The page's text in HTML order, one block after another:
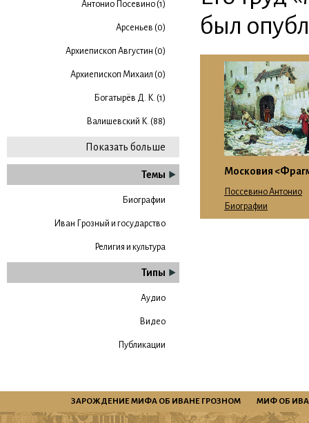
Антонио Посевино (1)
Арсеньев (0)
Архиепископ Августин (0)
Архиепископ Михаил (0)
Богатырёв Д. К. (1)
Валишевский К. (88)
Показать больше
Темы
Биографии
Иван Грозный и государство
Религия и культура
Типы
Аудио
Видео
Публикации
был
Московия
Поссевино Антонио
Биографии
ЗАРОЖДЕНИЕ МИФА ОБ ИВАНЕ ГРОЗНОМ МИФ ОБ